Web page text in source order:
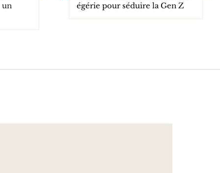
un
égérie pour séduire la Gen Z